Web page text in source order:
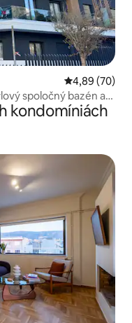
Priemerné
4,89 (70)
spoločný bazén a
kondomíniách